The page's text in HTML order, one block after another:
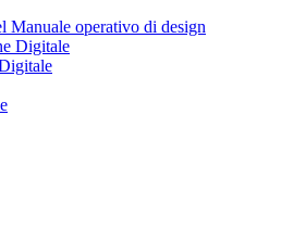
Manuale operativo di design